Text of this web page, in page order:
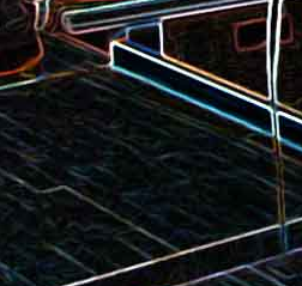
Bundt cake au chocolat
praliné